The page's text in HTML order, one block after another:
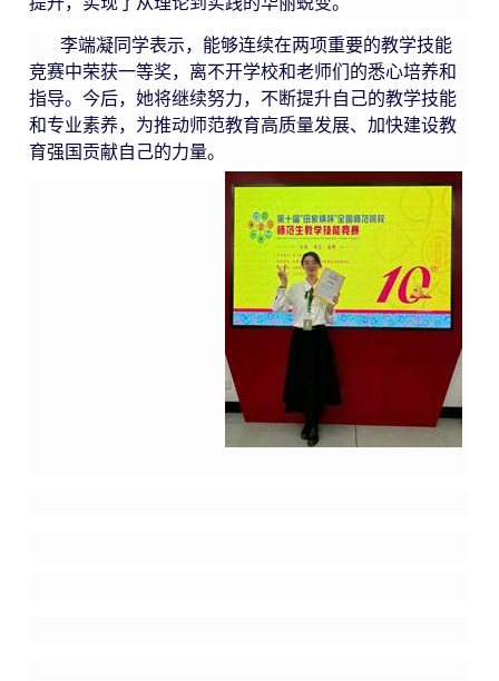
李端凝同学表示，能够连续在两项重要的教学技能
竞赛中荣获一等奖，离不开学校和老师们的悉心培养和
指导。今后，她将继续努力，不断提升自己的教学技能
和专业素养，为推动师范教育高质量发展、加快建设教
育强国贡献自己的力量。